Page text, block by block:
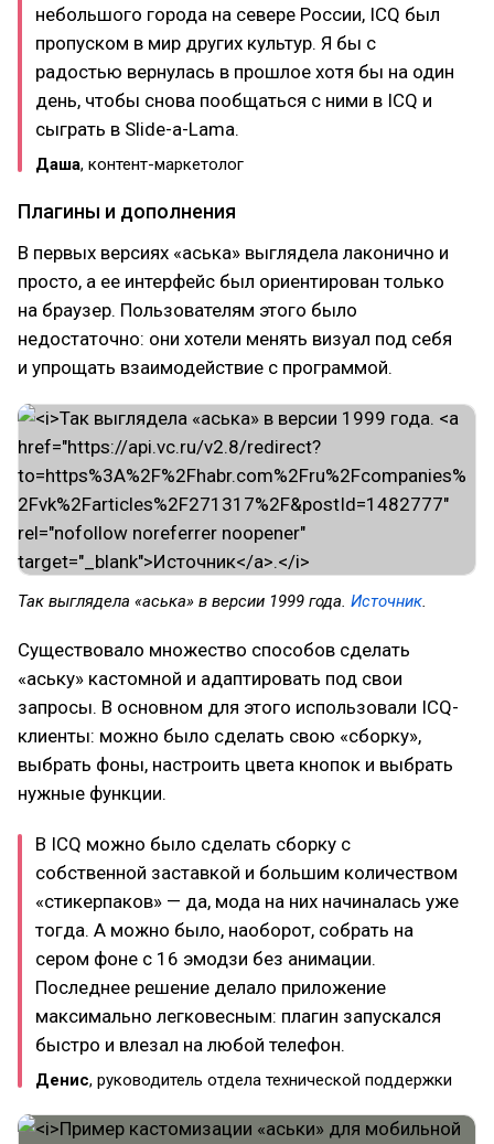
небольшого города на севере России, ICQ был
пропуском в мир других культур. Я бы с
радостью вернулась в прошлое хотя бы на один
день, чтобы снова пообщаться с ними в ICQ и
сыграть в Slide-a-Lama.
Даша, контент-маркетолог
Плагины и дополнения
В первых версиях «аська» выглядела лаконично и
просто, а ее интерфейс был ориентирован только
на браузер. Пользователям этого было
недостаточно: они хотели менять визуал под себя
и упрощать взаимодействие с программой.
Так выглядела «аська» в версии 1999 года. Источник
Существовало множество способов сделать
«аську» кастомной и адаптировать под свои
запросы. В основном для этого использовали ICQ-
клиенты: можно было сделать свою «сборку»,
выбрать фоны, настроить цвета кнопок и выбрать
нужные функции.
В ICQ можно было сделать сборку с
собственной заставкой и большим количеством
«стикерпаков» — да, мода на них начиналась уже
тогда. А можно было, наоборот, собрать на
сером фоне с 16 эмодзи без анимации.
Последнее решение делало приложение
максимально легковесным: плагин запускался
быстро и влезал на любой телефон.
Денис, руководитель отдела технической поддержки